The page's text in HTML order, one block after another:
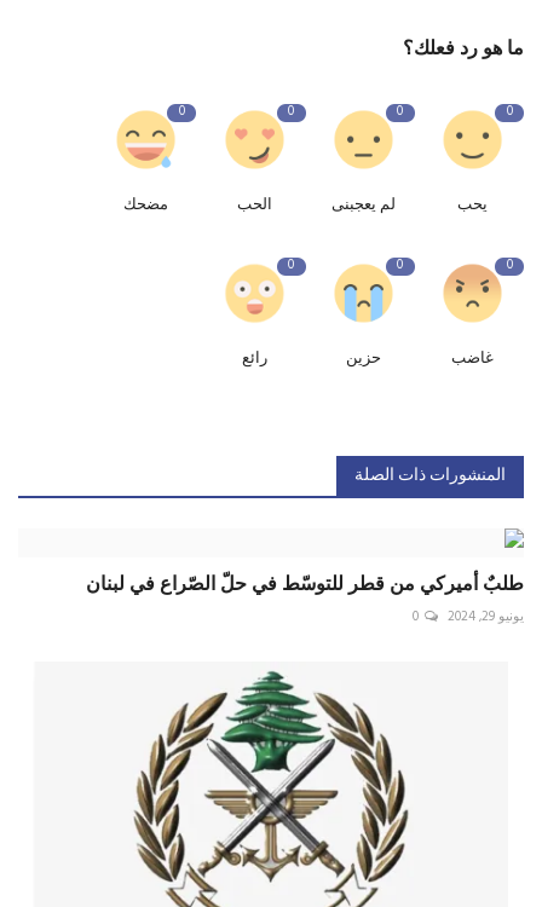
ما هو رد فعلك؟
0
يحب
0
لم يعجبنى
0
الحب
0
مضحك
0
غاضب
0
حزين
0
رائع
المنشورات ذات الصلة
طلبٌ أميركي من قطر للتوسّط في حلّ الصّراع في لبنان
يونيو 29, 2024 0